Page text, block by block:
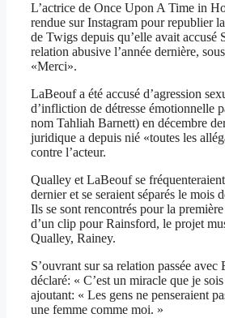
L’actrice de Once Upon A Time in
rendue sur Instagram pour republier
de Twigs depuis qu’elle avait accusé
relation abusive l’année dernière,
«Merci».
LaBeouf a été accusé d’agression
d’infliction de détresse émotionnelle
nom Tahliah Barnett) en décembre
juridique a depuis nié «toutes les
contre l’acteur.
Qualley et LaBeouf se
dernier et se seraient séparés le mois
Ils se sont rencontrés pour la
d’un clip pour Rainsford, le projet
Qualley, Rainey.
S’ouvrant sur sa relation passée
déclaré: « C’est un miracle que je
ajoutant: « Les gens ne penseraient
une femme comme moi. »